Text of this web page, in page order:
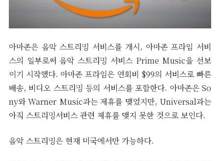
아마존은 음악 스트리밍 서비스를 개시, 아마존 프라임 서비
스의 일부로써 음악 스트리밍 서비스 Prime Music을 선보
이기 시작했다. 아마존 프라임은 연회비 $99의 서비스로 빠른
배송, 비디오 스트리밍 등의 서비스를 포함한다. 아마존은 So
ny와 Warner Music과는 제휴를 맺었지만, Universal과는
아직 스트리밍서비스 관련 제휴를 맺지 못한 것으로 보인다.
음악 스트리밍은 현재 미국에서만 가능하다.